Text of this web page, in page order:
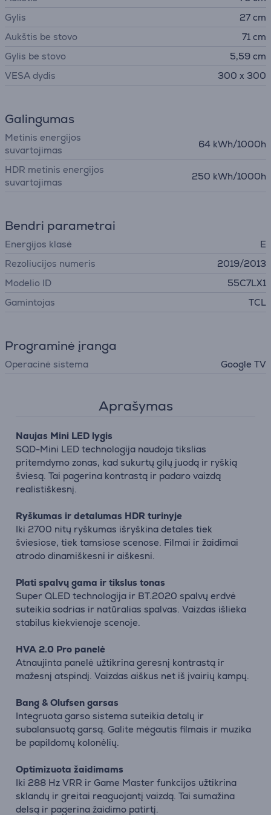
Gylis
27 cm
Aukštis be stovo
71 cm
Gylis be stovo
5,59 cm
VESA dydis
300 x 300
Galingumas
Metinis energijos
suvartojimas
64 kWh/1000h
HDR metinis energijos
suvartojimas
250 kWh/1000h
Bendri parametrai
Energijos klasė
E
Rezoliucijos numeris
2019/2013
Modelio ID
55C7LX1
Gamintojas
TCL
Programinė įranga
Operacinė sistema Google TV
Aprašymas
Naujas Mini LED lygis
SQD-Mini LED technologija naudoja tikslias
pritemdymo zonas, kad sukurtų gilų juodą ir ryškią
šviesą. Tai pagerina kontrastą ir padaro vaizdą
realistiškesnį.
Ryškumas ir detalumas HDR turinyje
Iki 2700 nitų ryškumas išryškina detales tiek
šviesiose, tiek tamsiose scenose. Filmai ir žaidimai
atrodo dinamiškesni ir aiškesni.
Plati spalvų gama ir tikslus tonas
Super QLED technologija ir BT.2020 spalvų erdvė
suteikia sodrias ir natūralias spalvas. Vaizdas išlieka
stabilus kiekvienoje scenoje.
HVA 2.0 Pro panelė
Atnaujinta panelė užtikrina geresnį kontrastą ir
mažesnį atspindį. Vaizdas aiškus net iš įvairių kampų.
Bang & Olufsen garsas
Integruota garso sistema suteikia detalų ir
subalansuotą garsą. Galite mėgautis filmais ir muzika
be papildomų kolonėlių.
Optimizuota žaidimams
Iki 288 Hz VRR ir Game Master funkcijos užtikrina
sklandų ir greitai reaguojantį vaizdą. Tai sumažina
delsą ir pagerina žaidimo patirtį.